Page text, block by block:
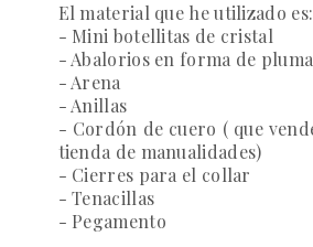
El material que he utilizado es:
- Mini botellitas de cristal
- Abalorios en forma de pluma
- Arena
- Anillas
- Cordón de cuero ( que
tienda de manualidades)
- Cierres para el collar
- Tenacillas
- Pegamento